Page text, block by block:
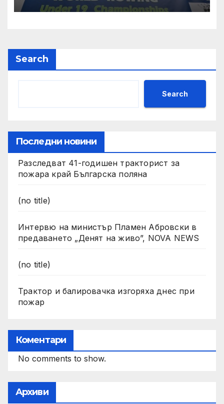
Search
Search
Последни новини
Разследват 41-годишен тракторист за
пожара край Българска поляна
(no title)
Интервю на министър Пламен Абровски в
предаването „Денят на живо”, NOVA NEWS
(no title)
Трактор и балировачка изгоряха днес при
пожар
Коментари
No comments to show.
Архиви